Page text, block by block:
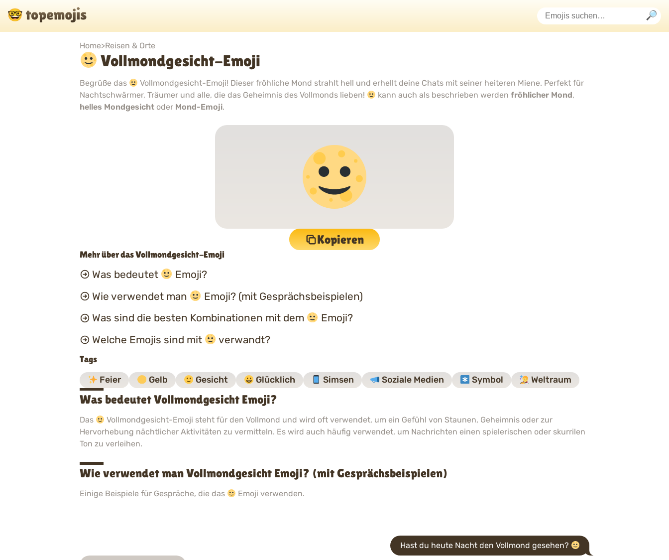
Home>Reisen & Orte
Vollmondgesicht-Emoji
Begrüße das
Vollmondgesicht-Emoji! Dieser fröhliche Mond strahlt hell und erhellt deine Chats mit seiner heiteren Miene. Perfekt für
Nachtschwärmer, Träumer und alle, die das Geheimnis des Vollmonds lieben!
kann auch als beschrieben werdenfröhlicher Mond,
helles Mondgesicht oder Mond-Emoji.
Kopieren
Mehr über das Vollmondgesicht-Emoji
Was bedeutet
Emoji?
Wie verwendet man
Emoji? (mit Gesprächsbeispielen)
Was sind die besten Kombinationen mit dem
Emoji?
Welche Emojis sind mit
verwandt?
Tags
Feier Gelb Gesicht Glücklich Simsen Soziale Medien Symbol Weltraum
Was bedeutet Vollmondgesicht Emoji?
Das
Vollmondgesicht-Emoji steht für den Vollmond und wird oft verwendet, um ein Gefühl von Staunen, Geheimnis oder zur
Hervorhebung nächtlicher Aktivitäten zu vermitteln. Es wird auch häufig verwendet, um Nachrichten einen spielerischen oder skurrilen
Ton zu verleihen.
Wie verwendet man Vollmondgesicht Emoji? (mit Gesprächsbeispielen)
Einige Beispiele für Gespräche, die das Emoji verwenden.
Hast du heute Nacht den Vollmond gesehen?